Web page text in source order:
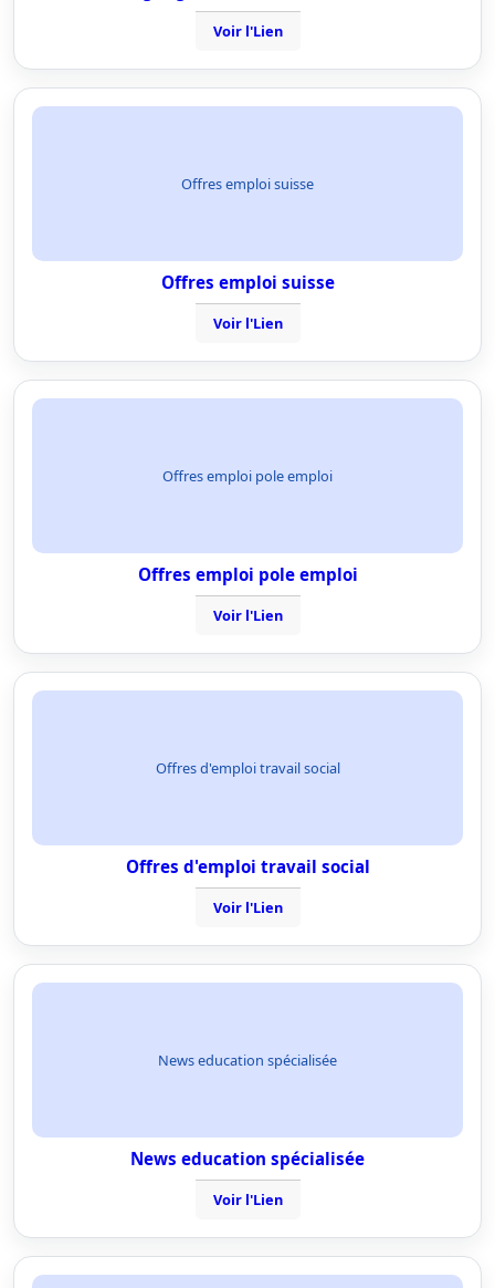
Voir l'Lien
Offres emploi suisse
Offres emploi suisse
Voir l'Lien
Offres emploi pole emploi
Offres emploi pole emploi
Voir l'Lien
Offres d'emploi travail social
Offres d'emploi travail social
Voir l'Lien
News education spécialisée
News education spécialisée
Voir l'Lien